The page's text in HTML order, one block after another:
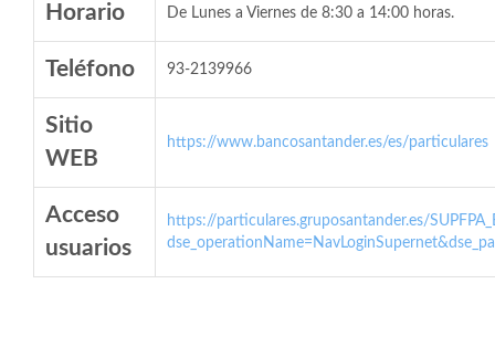
Horario De Lunes a Viernes de 8:30 a 14:00 horas.
Teléfono 93-2139966
Sitio
WEB
https://www.bancosantander.es/es/particulares
Acceso
usuarios
https://particulares.gruposantander.es/